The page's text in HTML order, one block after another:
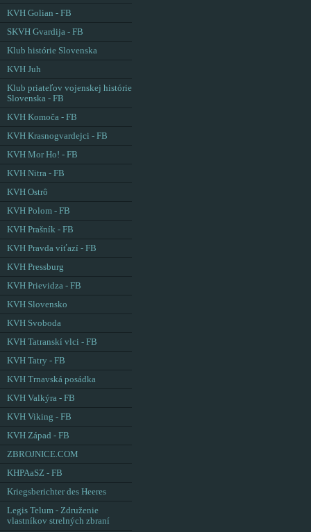
KVH Golian - FB
SKVH Gvardija - FB
Klub histórie Slovenska
KVH Juh
Klub priateľov vojenskej histórie
Slovenska - FB
KVH Komoča - FB
KVH Krasnogvardejci - FB
KVH Mor Ho! - FB
KVH Nitra - FB
KVH Ostrô
KVH Polom - FB
KVH Prašník - FB
KVH Pravda víťazí - FB
KVH Pressburg
KVH Prievidza - FB
KVH Slovensko
KVH Svoboda
KVH Tatranskí vlci - FB
KVH Tatry - FB
KVH Trnavská posádka
KVH Valkýra - FB
KVH Viking - FB
KVH Západ - FB
ZBROJNICE.COM
KHPAaSZ - FB
Kriegsberichter des Heeres
Legis Telum - Združenie
vlastníkov strelných zbraní